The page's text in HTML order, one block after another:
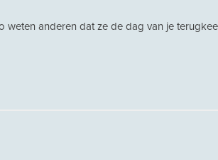
anderen dat ze de dag van je